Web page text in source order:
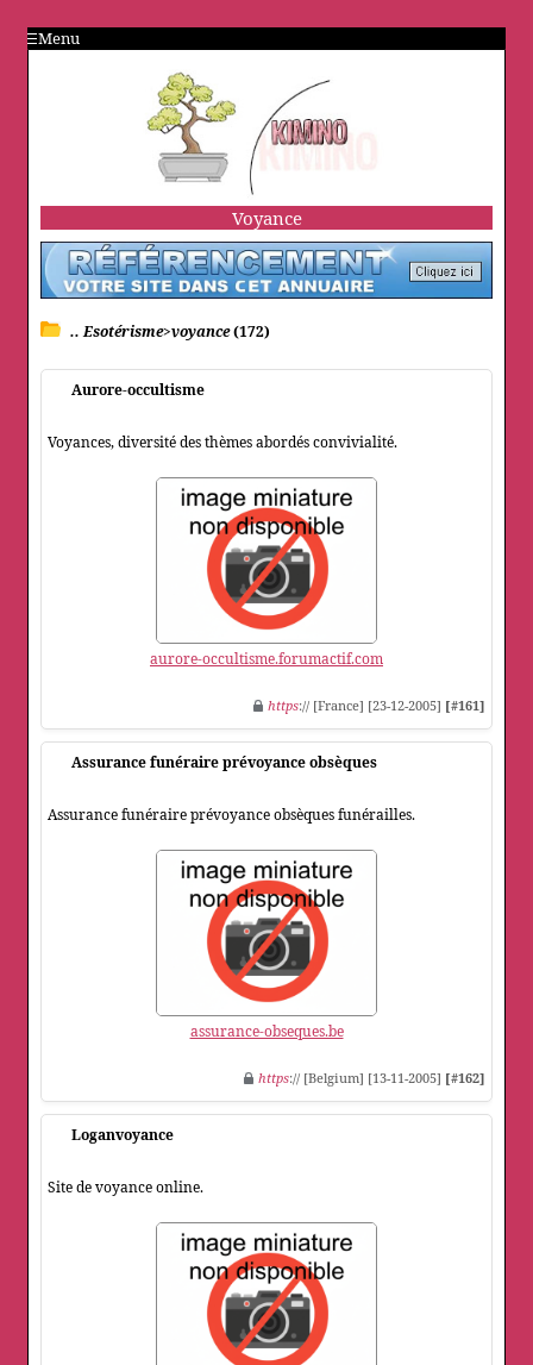
Menu
Voyance
.. Esotérisme>voyance(172)
Aurore-occultisme
Voyances, diversité des thèmes abordés convivialité.
aurore-occultisme.forumactif.com
https:// [France] [23-12-2005] [#161]
Assurance funéraire prévoyance obsèques
Assurance funéraire prévoyance obsèques funérailles.
assurance-obseques.be
https:// [Belgium] [13-11-2005] [#162]
Loganvoyance
Site de voyance online.